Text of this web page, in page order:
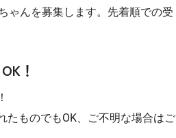
ゃんを募集します。先着順での受
！
たものでもOK、ご不明な場合はご